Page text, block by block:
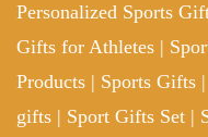
Personalized Sports
Gifts for Athletes |
Products | Sports Gifts |
gifts | Sport Gifts Set |